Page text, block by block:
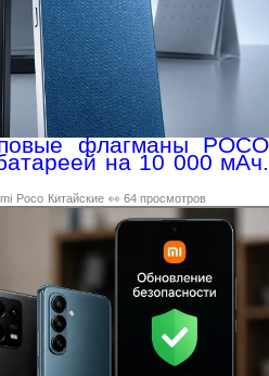
флагманы POCO
на 10 000 мАч.
Poco Китайские 👀 64 просмотров